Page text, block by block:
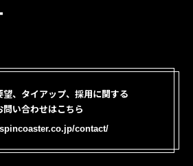
望、タイアップ、採用に関する
問い合わせはこちら
contact/